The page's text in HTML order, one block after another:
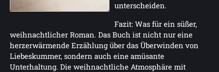
unterscheiden.
Fazit: Was für ein süßer,
weihnachtlicher Roman. Das Buch ist nicht nur eine
herzerwärmende Erzählung über das Überwinden von
Liebeskummer, sondern auch eine amüsante
Unterhaltung. Die weihnachtliche Atmosphäre mit